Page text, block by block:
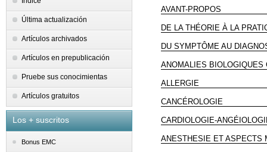
Última actualización
Artículos archivados
Artículos en prepublicación
Pruebe sus conocimientas
Artículos gratuitos
Los + suscritos
Bonus EMC
AVANT-PROPOS
DE LA THÉORIE À LA
DU SYMPTÔME AU
ANOMALIES BIOLOGIQUES
ALLERGIE
CANCÉROLOGIE
CARDIOLOGIE-
ANESTHESIE ET ASPECTS